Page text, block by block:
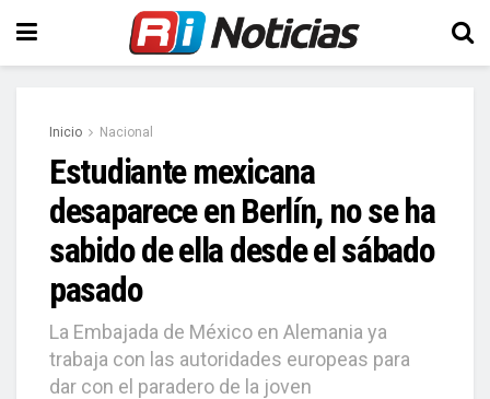
Inicio Nacional
Estudiante mexicana
desaparece en Berlín, no se ha
sabido de ella desde el sábado
pasado
La Embajada de México en Alemania ya
trabaja con las autoridades europeas para
dar con el paradero de la joven